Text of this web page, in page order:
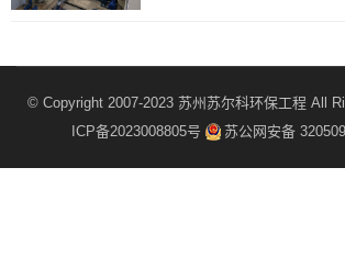
© Copyright 2007-2023 苏州苏尔科环保工程 All
ICP备2023008805号
苏公网安备